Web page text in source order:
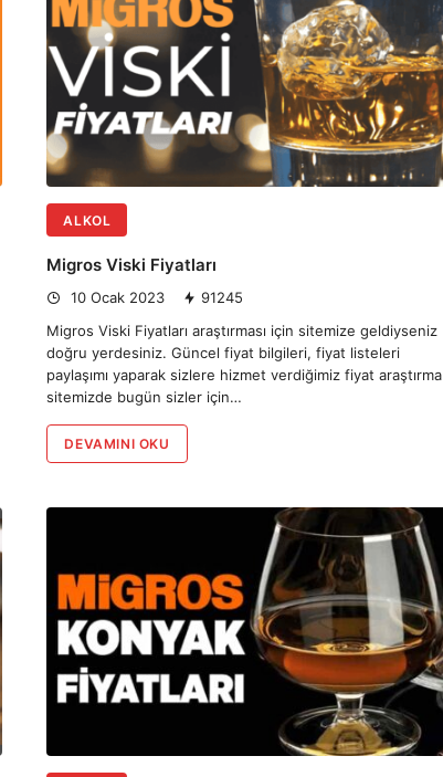
ALKOL
Migros Viski Fiyatları
10 Ocak 2023
91245
Migros Viski Fiyatları araştırması için sitemize geldiyseniz
doğru yerdesiniz. Güncel fiyat bilgileri, fiyat listeleri
paylaşımı yaparak sizlere hizmet verdiğimiz fiyat araştırma
sitemizde bugün sizler için…
DEVAMINI OKU